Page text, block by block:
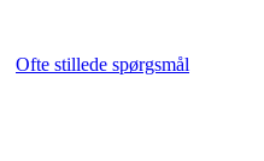
Ofte stillede spørgsmål